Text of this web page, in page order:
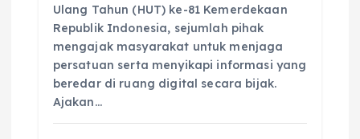
Ulang Tahun (HUT) ke-81 Kemerdekaan
Republik Indonesia, sejumlah pihak
mengajak masyarakat untuk menjaga
persatuan serta menyikapi informasi yang
beredar di ruang digital secara bijak.
Ajakan…